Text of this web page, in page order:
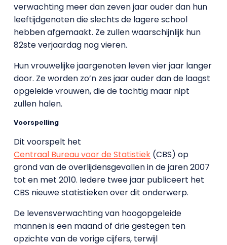
verwachting meer dan zeven jaar ouder dan hun
leeftijdgenoten die slechts de lagere school
hebben afgemaakt. Ze zullen waarschijnlijk hun
82ste verjaardag nog vieren.
Hun vrouwelijke jaargenoten leven vier jaar langer
door. Ze worden zo’n zes jaar ouder dan de laagst
opgeleide vrouwen, die de tachtig maar nipt
zullen halen.
Voorspelling
Dit voorspelt het
Centraal Bureau voor de Statistiek(CBS) op
grond van de overlijdensgevallen in de jaren 2007
tot en met 2010. Iedere twee jaar publiceert het
CBS nieuwe statistieken over dit onderwerp.
De levensverwachting van hoogopgeleide
mannen is een maand of drie gestegen ten
opzichte van de vorige cijfers, terwijl